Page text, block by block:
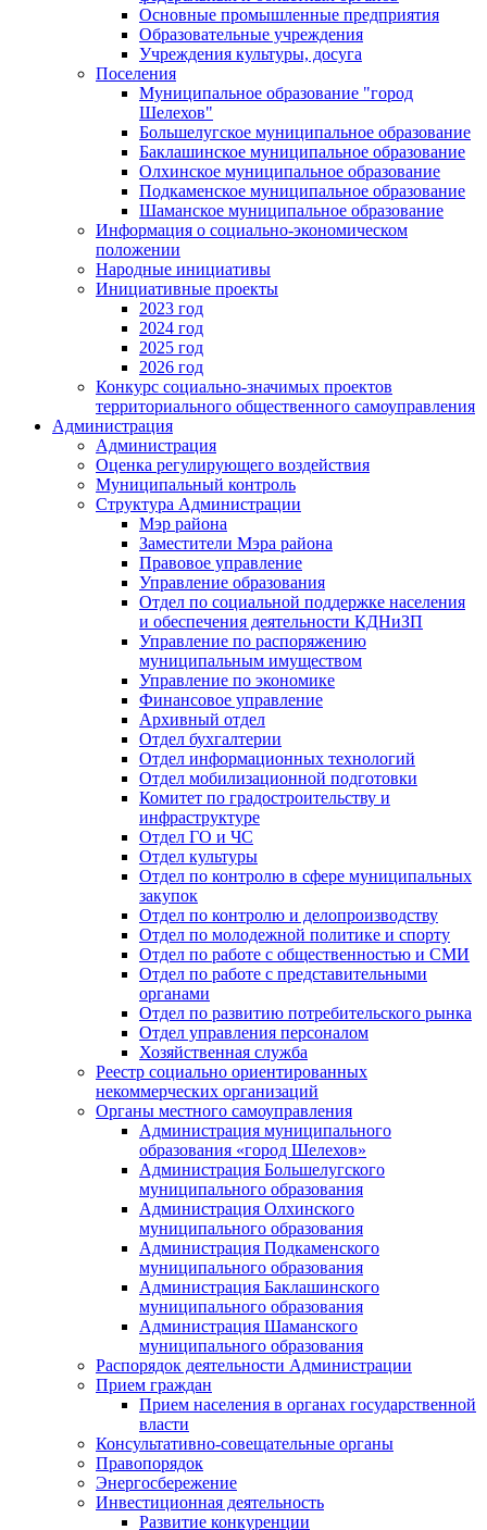
Основные промышленные предприятия
Образовательные учреждения
Учреждения культуры, досуга
Поселения
Муниципальное образование "город
Шелехов"
Большелугское муниципальное образование
Баклашинское муниципальное образование
Олхинское муниципальное образование
Подкаменское муниципальное образование
Шаманское муниципальное образование
Информация о социально-экономическом
положении
Народные инициативы
Инициативные проекты
2023 год
2024 год
2025 год
2026 год
Конкурс социально-значимых проектов
территориального общественного самоуправления
Администрация
Администрация
Оценка регулирующего воздействия
Муниципальный контроль
Структура Администрации
Мэр района
Заместители Мэра района
Правовое управление
Управление образования
Отдел по социальной поддержке населения
и обеспечения деятельности КДНиЗП
Управление по распоряжению
муниципальным имуществом
Управление по экономике
Финансовое управление
Архивный отдел
Отдел бухгалтерии
Отдел информационных технологий
Отдел мобилизационной подготовки
Комитет по градостроительству и
инфраструктуре
Отдел ГО и ЧС
Отдел культуры
Отдел по контролю в сфере муниципальных
закупок
Отдел по контролю и делопроизводству
Отдел по молодежной политике и спорту
Отдел по работе с общественностью и СМИ
Отдел по работе с представительными
органами
Отдел по развитию потребительского рынка
Отдел управления персоналом
Хозяйственная служба
Реестр социально ориентированных
некоммерческих организаций
Органы местного самоуправления
Администрация муниципального
образования «город Шелехов»
Администрация Большелугского
муниципального образования
Администрация Олхинского
муниципального образования
Администрация Подкаменского
муниципального образования
Администрация Баклашинского
муниципального образования
Администрация Шаманского
муниципального образования
Распорядок деятельности Администрации
Прием граждан
Прием населения в органах государственной
власти
Консультативно-совещательные органы
Правопорядок
Энергосбережение
Инвестиционная деятельность
Развитие конкуренции